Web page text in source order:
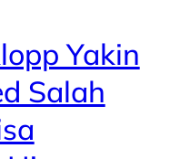
Yakin
Salah